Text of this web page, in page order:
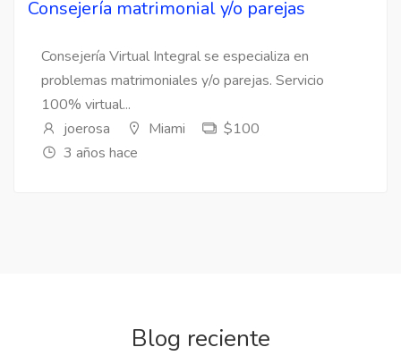
Consejería matrimonial y/o parejas
Consejería Virtual Integral se especializa en
problemas matrimoniales y/o parejas. Servicio
100% virtual...
joerosa
Miami
$100
3 años hace
Blog reciente